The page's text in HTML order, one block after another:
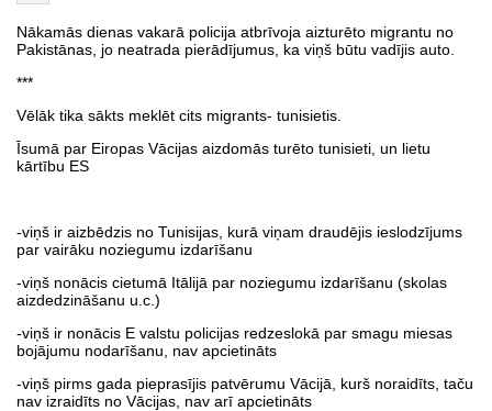
Nākamās dienas vakarā policija atbrīvoja aizturēto migrantu no
Pakistānas, jo neatrada pierādījumus, ka viņš būtu vadījis auto.
***
Vēlāk tika sākts meklēt cits migrants- tunisietis.
Īsumā par Eiropas Vācijas aizdomās turēto tunisieti, un lietu
kārtību ES
-viņš ir aizbēdzis no Tunisijas, kurā viņam draudējis ieslodzījums
par vairāku noziegumu izdarīšanu
-viņš nonācis cietumā Itālijā par noziegumu izdarīšanu (skolas
aizdedzināšanu u.c.)
-viņš ir nonācis E valstu policijas redzeslokā par smagu miesas
bojājumu nodarīšanu, nav apcietināts
-viņš pirms gada pieprasījis patvērumu Vācijā, kurš noraidīts, taču
nav izraidīts no Vācijas, nav arī apcietināts